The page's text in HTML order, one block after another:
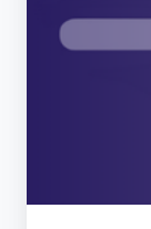
eget
bolag
fakturering